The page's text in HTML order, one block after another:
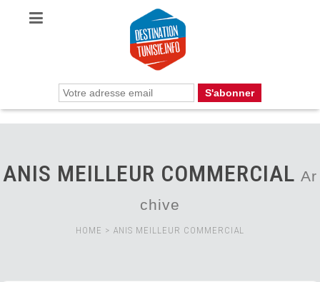
ANIS MEILLEUR COMMERCIAL Ar
chive
HOME > ANIS MEILLEUR COMMERCIAL